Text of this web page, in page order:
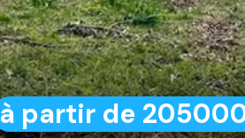
à partir de